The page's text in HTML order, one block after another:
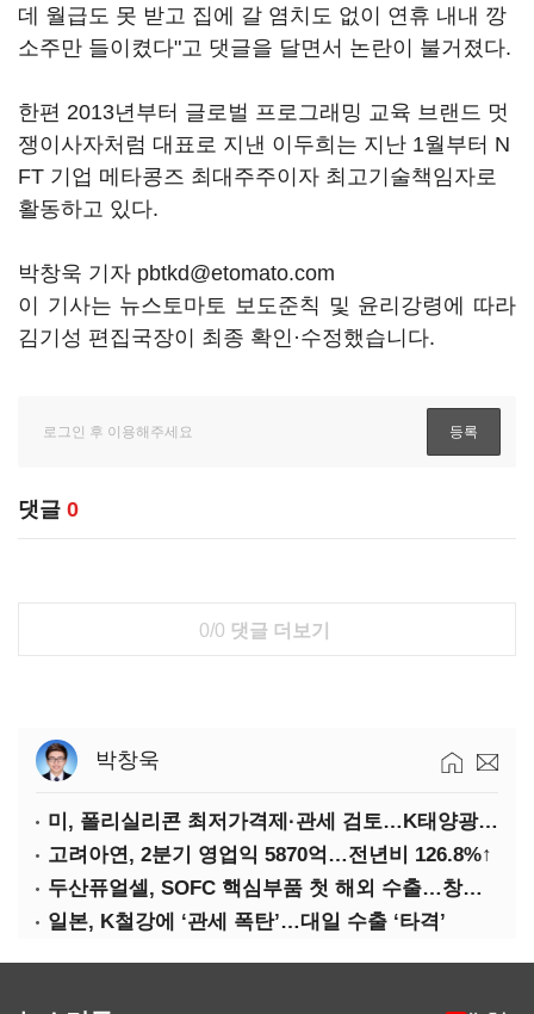
데 월급도 못 받고 집에 갈 염치도 없이 연휴 내내 깡
소주만 들이켰다"고 댓글을 달면서 논란이 불거졌다.
한편 2013년부터 글로벌 프로그래밍 교육 브랜드 멋
쟁이사자처럼 대표로 지낸 이두희는 지난 1월부터 N
FT 기업 메타콩즈 최대주주이자 최고기술책임자로
활동하고 있다.
박창욱 기자 pbtkd@etomato.com
이 기사는 뉴스토마토 보도준칙 및 윤리강령에 따라
김기성 편집국장이 최종 확인·수정했습니다.
댓글 0
0/0 댓글 더보기
박창욱
미, 폴리실리콘 최저가격제·관세 검토…K태양광 입지 확대 기대
고려아연, 2분기 영업익 5870억…전년비 126.8%↑
두산퓨얼셀, SOFC 핵심부품 첫 해외 수출…창사 이래 최대 규모
일본, K철강에 ‘관세 폭탄’…대일 수출 ‘타격’